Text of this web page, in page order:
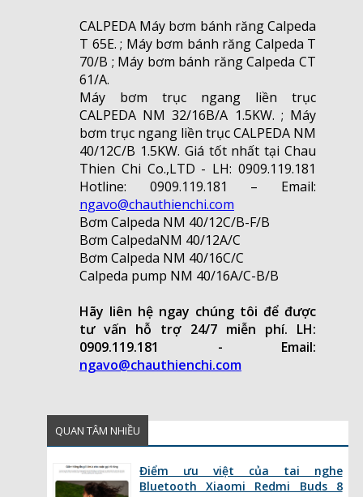
CALPEDA Máy bơm bánh răng Calpeda
T 65E. ; Máy bơm bánh răng Calpeda T
70/B ; Máy bơm bánh răng Calpeda CT
61/A.
Máy bơm trục ngang liền trục
CALPEDA NM 32/16B/A 1.5KW. ; Máy
bơm trục ngang liền trục CALPEDA NM
40/12C/B 1.5KW. Giá tốt nhất tại Chau
Thien Chi Co.,LTD - LH: 0909.119.181
Hotline: 0909.119.181 – Email:
ngavo@chauthienchi.com
Bơm Calpeda NM 40/12C/B-F/B
Bơm CalpedaNM 40/12A/C
Bơm Calpeda NM 40/16C/C
Calpeda pump NM 40/16A/C-B/B
Hãy liên hệ ngay chúng tôi để được
tư vấn hỗ trợ 24/7 miễn phí. LH:
0909.119.181 - Email:
ngavo@chauthienchi.com
QUAN TÂM NHIỀU
Điểm ưu việt của tai nghe
Bluetooth Xiaomi Redmi Buds 8